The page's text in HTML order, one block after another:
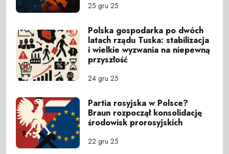
25 gru 25
Polska gospodarka po dwóch
latach rządu Tuska: stabilizacja
i wielkie wyzwania na niepewną
przyszłość
24 gru 25
Partia rosyjska w Polsce?
Braun rozpoczął konsolidację
środowisk prorosyjskich
22 gru 25